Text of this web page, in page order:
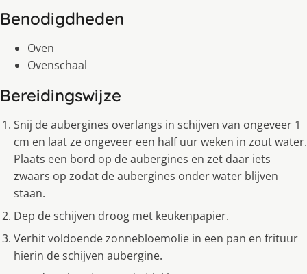
Benodigdheden
Oven
Ovenschaal
Bereidingswijze
Snij de aubergines overlangs in schijven van ongeveer 1
cm en laat ze ongeveer een half uur weken in zout water.
Plaats een bord op de aubergines en zet daar iets
zwaars op zodat de aubergines onder water blijven
staan.
Dep de schijven droog met keukenpapier.
Verhit voldoende zonnebloemolie in een pan en frituur
hierin de schijven aubergine.